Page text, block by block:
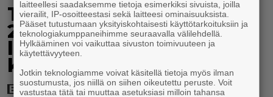
Tänään tv:ssä: Vuoden
2023 megaelokuva
luottaa Jason Stathamin
karismaan
laitteellesi saadaksemme tietoja esimerkiksi sivuista, joilla
vierailit, IP-osoitteestasi sekä laitteesi ominaisuuksista.
Pääset tutustumaan yksityiskohtaisesti käyttötarkoituksiin ja
teknologiakumppaneihimme seuraavalla välilehdellä.
Hylkääminen voi vaikuttaa sivuston toimivuuteen ja
käytettävyyteen.
Jotkin teknologiamme voivat käsitellä tietoja myös ilman
suostumusta, jos niillä on siihen oikeutettu peruste. Voit
vastustaa tätä tai muuttaa asetuksiasi milloin tahansa